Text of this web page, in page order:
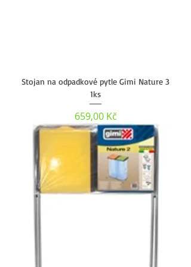
Stojan na odpadkové pytle Gimi Nature 3
1ks
Cena
659,00 Kč